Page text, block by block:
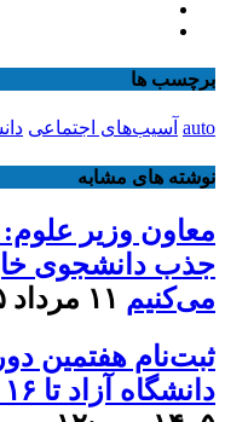
برچسب ها
auto آسیب‌های اجتماعی
نوشته های مشابه
معاون وزیر
جذب دانشجوی
می‌کنیم ۱۱ مرداد ۱۴۰۵ - ۱۳:۴۶
ثبت‌نام هفتمین
دانشگاه آزاد تا ۱۶ مرداد تمدید شد